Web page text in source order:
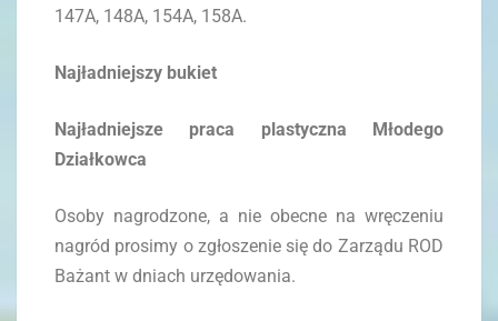
147A, 148A, 154A, 158A.
Najładniejszy bukiet
Najładniejsze praca plastyczna Młodego
Działkowca
Osoby nagrodzone, a nie obecne na wręczeniu
nagród prosimy o zgłoszenie się do Zarządu ROD
Bażant w dniach urzędowania.